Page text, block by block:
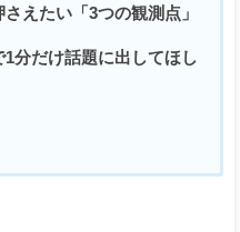
えたい「3つの観測点」
分だけ話題に出してほし